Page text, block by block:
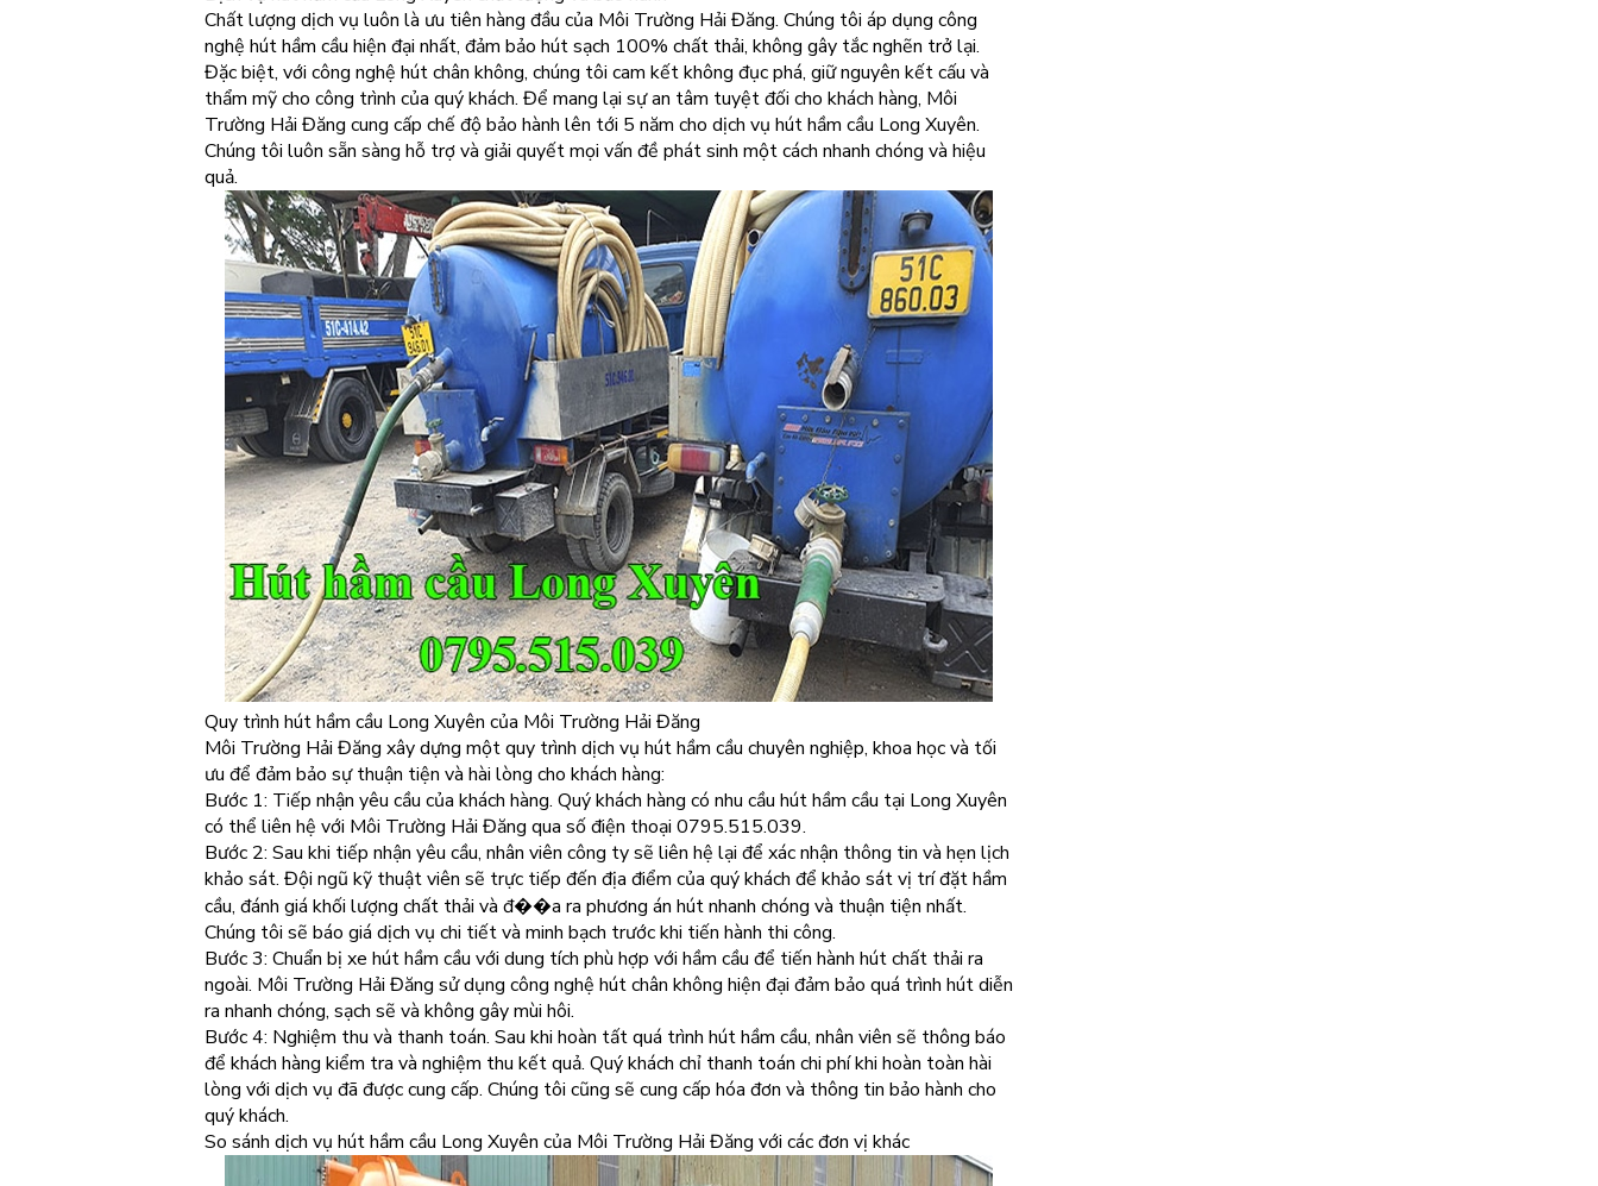
Chất lượng dịch vụ luôn là ưu tiên hàng đầu của Môi Trường Hải Đăng. Chúng tôi áp dụng công
nghệ hút hầm cầu hiện đại nhất, đảm bảo hút sạch 100% chất thải, không gây tắc nghẽn trở lại.
Đặc biệt, với công nghệ hút chân không, chúng tôi cam kết không đục phá, giữ nguyên kết cấu và
thẩm mỹ cho công trình của quý khách. Để mang lại sự an tâm tuyệt đối cho khách hàng, Môi
Trường Hải Đăng cung cấp chế độ bảo hành lên tới 5 năm cho dịch vụ hút hầm cầu Long Xuyên.
Chúng tôi luôn sẵn sàng hỗ trợ và giải quyết mọi vấn đề phát sinh một cách nhanh chóng và hiệu
quả.
Quy trình hút hầm cầu Long Xuyên của Môi Trường Hải Đăng
Môi Trường Hải Đăng xây dựng một quy trình dịch vụ hút hầm cầu chuyên nghiệp, khoa học và tối
ưu để đảm bảo sự thuận tiện và hài lòng cho khách hàng:
Bước 1: Tiếp nhận yêu cầu của khách hàng. Quý khách hàng có nhu cầu hút hầm cầu tại Long Xuyên
có thể liên hệ với Môi Trường Hải Đăng qua số điện thoại 0795.515.039.
Bước 2: Sau khi tiếp nhận yêu cầu, nhân viên công ty sẽ liên hệ lại để xác nhận thông tin và hẹn lịch
khảo sát. Đội ngũ kỹ thuật viên sẽ trực tiếp đến địa điểm của quý khách để khảo sát vị trí đặt hầm
cầu, đánh giá khối lượng chất thải và đ��a ra phương án hút nhanh chóng và thuận tiện nhất.
Chúng tôi sẽ báo giá dịch vụ chi tiết và minh bạch trước khi tiến hành thi công.
Bước 3: Chuẩn bị xe hút hầm cầu với dung tích phù hợp với hầm cầu để tiến hành hút chất thải ra
ngoài. Môi Trường Hải Đăng sử dụng công nghệ hút chân không hiện đại đảm bảo quá trình hút diễn
ra nhanh chóng, sạch sẽ và không gây mùi hôi.
Bước 4: Nghiệm thu và thanh toán. Sau khi hoàn tất quá trình hút hầm cầu, nhân viên sẽ thông báo
để khách hàng kiểm tra và nghiệm thu kết quả. Quý khách chỉ thanh toán chi phí khi hoàn toàn hài
lòng với dịch vụ đã được cung cấp. Chúng tôi cũng sẽ cung cấp hóa đơn và thông tin bảo hành cho
quý khách.
So sánh dịch vụ hút hầm cầu Long Xuyên của Môi Trường Hải Đăng với các đơn vị khác